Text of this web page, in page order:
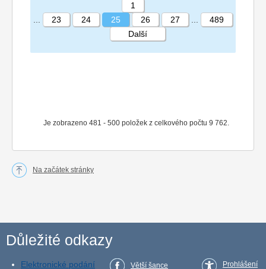
STRÁNKA 25 489
Je zobrazeno 481 - 500 položek z celkového počtu 9 762.
1
23 24 25 26 27
489
Další
Na začátek stránky
Důležité odkazy
Elektronické podání Větší šance Prohlášení